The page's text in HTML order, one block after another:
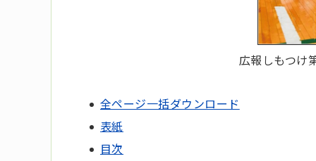
広報しもつけ
全ページ一括ダウンロード
表紙
目次